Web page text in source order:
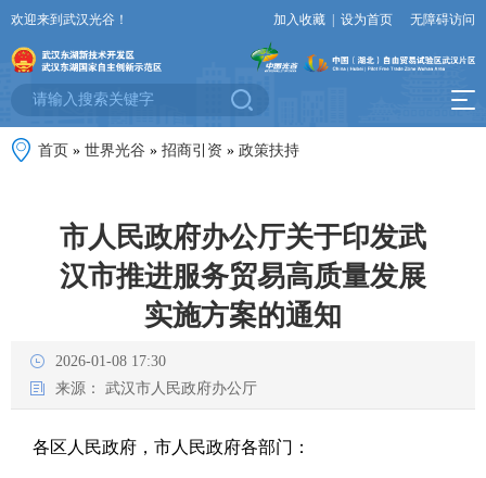
欢迎来到武汉光谷！ 加入收藏 设为首页 无障碍访问
首页 » 世界光谷 » 招商引资 » 政策扶持
市人民政府办公厅关于印发武
汉市推进服务贸易高质量发展
实施方案的通知
2026-01-08 17:30
来源： 武汉市人民政府办公厅
各区人民政府，市人民政府各部门：